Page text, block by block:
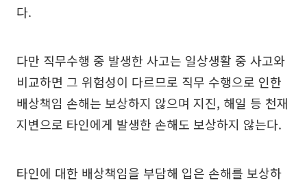
다.
다만 직무수행 중 발생한 사고는 일상생활 중 사고와
비교하면 그 위험성이 다르므로 직무 수행으로 인한
배상책임 손해는 보상하지 않으며 지진, 해일 등 천재
지변으로 타인에게 발생한 손해도 보상하지 않는다.
타인에 대한 배상책임을 부담해 입은 손해를 보상하